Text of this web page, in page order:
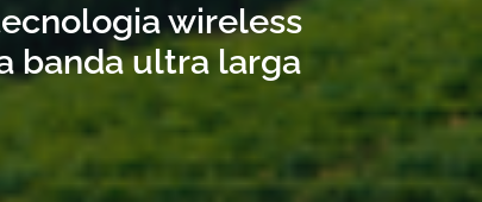
wireless
banda ultra larga